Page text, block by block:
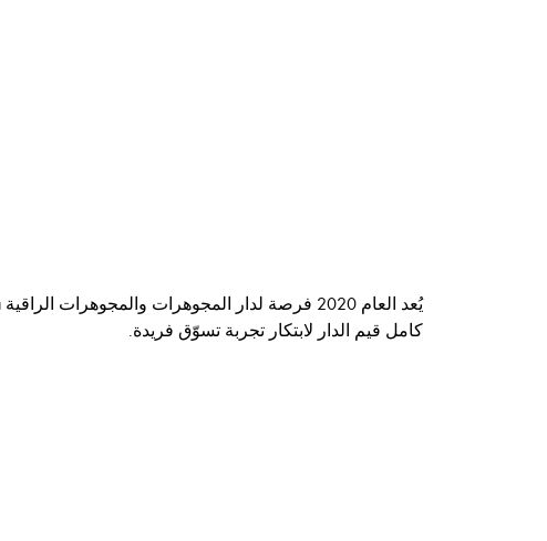
كامل قيم الدار لابتكار تجربة تسوّق فريدة.